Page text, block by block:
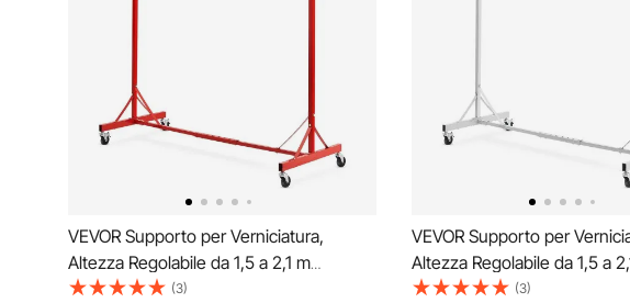
VEVOR Supporto per Verniciatura,
Altezza Regolabile da 1,5 a 2,1 m
Supporto per Carrozzeria per Auto con
(3)
VEVOR Supporto per
Altezza Regolabile da 1,5 a
Supporto per Carrozzeria
(3)